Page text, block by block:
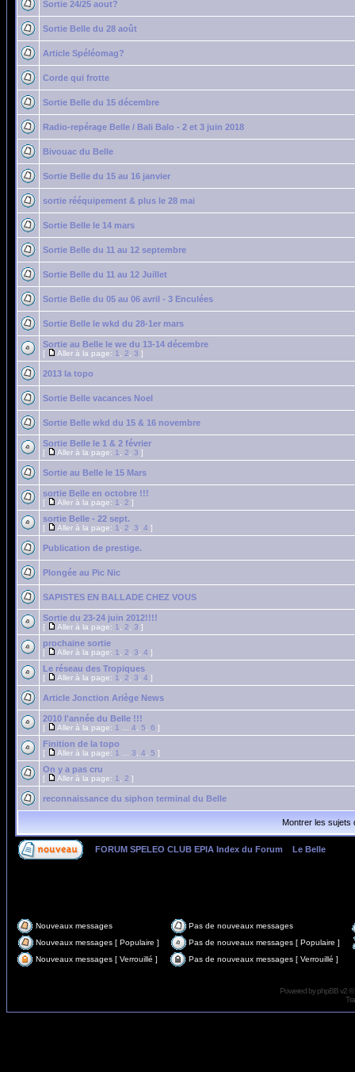
Sortie 24/25 aout?
Sortie Belle du 28 août
Article Spéléomag?
Corde qui frotte
Sortie Belle du 15 décembre
Radio-repérage Belle / Bali Balo - 2 et 3 juin 2018
Bivouac du Belle
Sortie Belle du 15 au 16 janvier
sortie rééquipement & plus le 28 mai
Sortie Belle le 14 mars
Sortie Belle du 11 au 12 septembre
Sortie Belle du 11 au 12 Juillet
Sortie Belle du 05 au 06 avril - 3 Enculées
Sortie Belle le wkd du 28-1er mars
Sortie au Belle le we du 13-14 décembre
[ Aller à la page: 1 2 3 ]
2013 la topo
Sortie Belle vacances Noel
Sortie Belle wkd du 15 & 16 novembre
Sortie Belle le 1 & 2 février
[ Aller à la page: 1 2 3 ]
Sortie au Belle le 15 Mars
sortie Belle en octobre !!!
[ Aller à la page: 1 2 ]
sortie Belle - 22 sept.
[ Aller à la page: 1 2 3 4 ]
Publication de prestige.
Plongée au Pic Nic
SAPISTES EN BALLADE CHEZ VOUS
Sortie du 23-24 juin 2012!!!!
[ Aller à la page: 1 2 3 ]
prochaine sortie
[ Aller à la page: 1 2 3 4 ]
Le réseau des Tropiques
[ Aller à la page: 1 2 3 4 ]
Article Jonction Ariège News
2010 l'année du Belle !!!
[ Aller à la page: 1 4 5 6 ]
Finition de la topo
[ Aller à la page: 1 3 4 5 ]
On y a pas cru
[ Aller à la page: 1 2 ]
reconnaissance du siphon terminal du Belle
Montrer les sujets
FORUM SPELEO CLUB EPIA Index du Forum Le Belle
Nouveaux messages
Pas de nouveaux messages
Nouveaux messages [ Populaire ]
Pas de nouveaux messages [ Populaire ]
Nouveaux messages [ Verrouillé ]
Pas de nouveaux messages [ Verrouillé ]
Powered byphpBBv2 ©